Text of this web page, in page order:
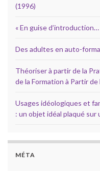
(1996)
« En guise
Des adultes en auto-
Théoriser à partir de la
de la Formation à Partir
Usages idéologiques et
: un objet idéal plaqué
MÉTA